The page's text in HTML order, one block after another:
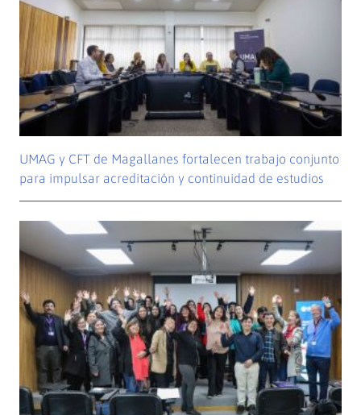
UMAG y CFT de Magallanes fortalecen trabajo conjunto
para impulsar acreditación y continuidad de estudios